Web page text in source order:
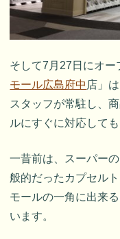
そして7月27日にオ
モール広島府中 店」
スタッフが常駐し、
ルにすぐに対応して
一昔前は、スーパー
般的だったカプセル
モールの一角に出来
います。